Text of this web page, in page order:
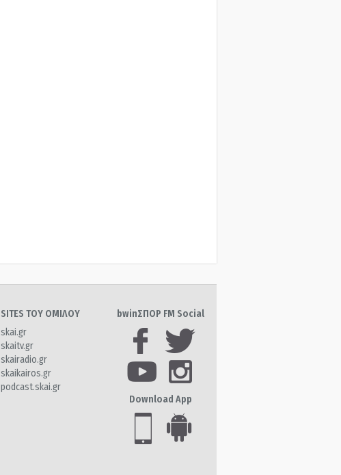
SITES ΤΟΥ ΟΜΙΛΟΥ
skai.gr
skaitv.gr
skairadio.gr
skaikairos.gr
podcast.skai.gr
bwinΣΠΟΡ FM Social
Download App